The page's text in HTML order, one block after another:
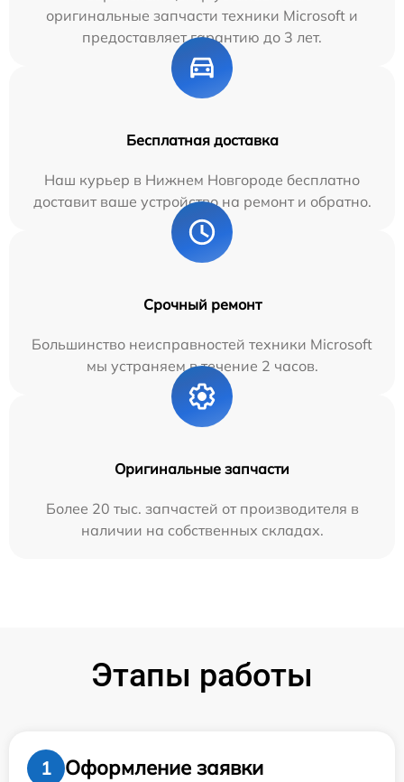
оригинальные запчасти техники Microsoft и
предоставляет гарантию до 3 лет.
Бесплатная доставка
Наш курьер в Нижнем Новгороде бесплатно
доставит ваше устройство на ремонт и обратно.
Срочный ремонт
Большинство неисправностей техники Microsoft
мы устраняем в течение 2 часов.
Оригинальные запчасти
Более 20 тыс. запчастей от производителя в
наличии на собственных складах.
Этапы работы
1
Оформление заявки